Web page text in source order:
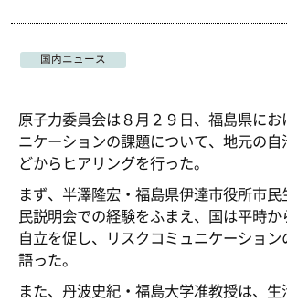
国内ニュース
原子力委員会は８月２９日、福島県にお
ニケーションの課題について、地元の自
どからヒアリングを行った。
まず、半澤隆宏・福島県伊達市役所市
民説明会での経験をふまえ、国は平時
自立を促し、リスクコミュニケーション
語った。
また、丹波史紀・福島大学准教授は、